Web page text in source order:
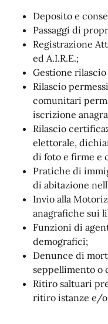
Deposito e
Passaggi di
Registrazione
ed A.I.R.E.;
Gestione
Rilascio
comunitari
iscrizione
Rilascio
elettorale,
di foto e firme e
Pratiche di
di abitazione
Invio alla
anagrafiche sui
Funzioni di
demografici;
Denunce di
seppellimento o
Ritiro saltuari
ritiro istanze e/o